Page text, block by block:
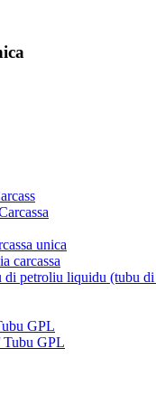
unica
carcassa
di petroliu liquidu (tubu
GPL
Tubu GPL